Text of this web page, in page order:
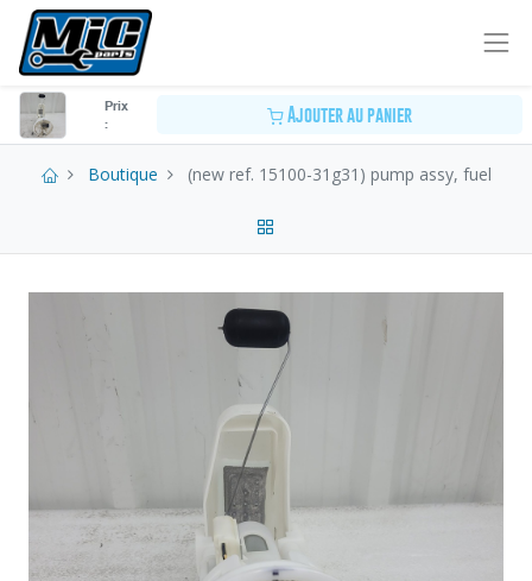
Prix
:
Ajouter au panier
Boutique (new ref. 15100-31g31) pump assy, fuel